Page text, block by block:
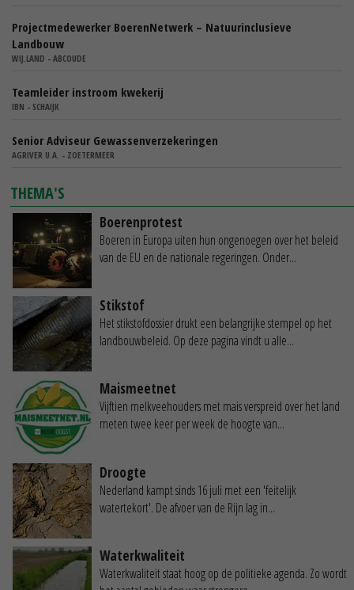
Projectmedewerker BoerenNetwerk – Natuurinclusieve
Landbouw
WIJ.LAND - ABCOUDE
Teamleider instroom kwekerij
IBN - SCHAIJK
Senior Adviseur Gewassenverzekeringen
AGRIVER U.A. - ZOETERMEER
THEMA'S
Boerenprotest
Boeren in Europa uiten hun ongenoegen over het beleid
van de EU en de nationale regeringen. Onder...
Stikstof
Het stikstofdossier drukt een belangrijke stempel op het
landbouwbeleid. Op deze pagina vindt u alle...
Maismeetnet
Vijftien melkveehouders met mais verspreid over het land
meten twee keer per week de hoogte van...
Droogte
Nederland kampt sinds 16 juli met een 'feitelijk
watertekort'. De afvoer van de Rijn lag in...
Waterkwaliteit
Waterkwaliteit staat hoog op de politieke agenda. Zo wordt